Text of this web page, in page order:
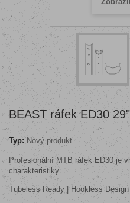
BEAST ráfek ED30 29"
Typ: Nový produkt
Profesionální MTB ráfek ED30 je
charakteristiky
Tubeless Ready | Hookless